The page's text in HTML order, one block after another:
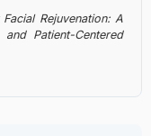
Rejuvenation: A
Patient-Centered